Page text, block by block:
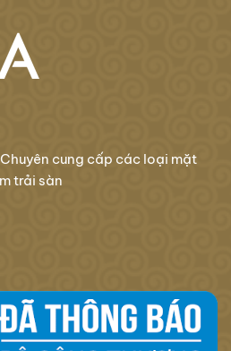
cung cấp các loại mặt
trải sàn